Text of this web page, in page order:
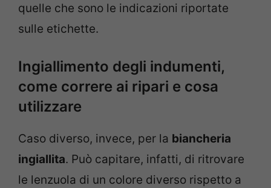
quelle che sono le indicazioni riportate
sulle etichette.
Ingiallimento degli indumenti,
come correre ai ripari e cosa
utilizzare
Caso diverso, invece, per la biancheria
ingiallita. Può capitare, infatti, di ritrovare
le lenzuola di un colore diverso rispetto a